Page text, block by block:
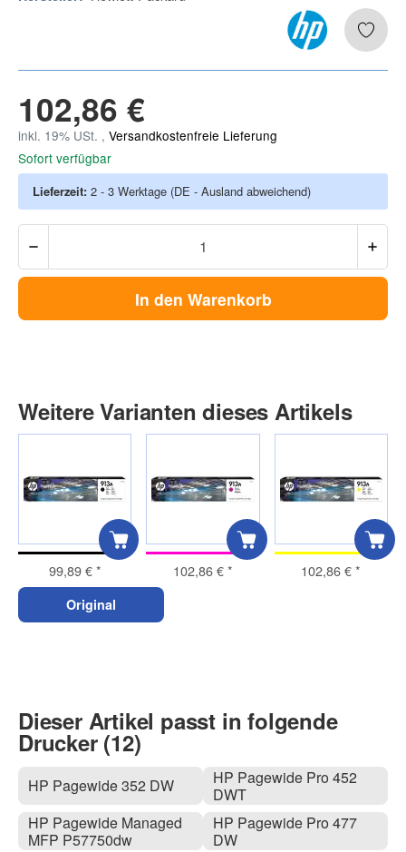
102,86 €
inkl. 19% USt. , Versandkostenfreie Lieferung
Sofort verfügbar
Lieferzeit: 2 - 3 Werktage (DE - Ausland abweichend)
In den Warenkorb
Weitere Varianten dieses Artikels
99,89 €* 102,86 €* 102,86 €*
Original
Dieser Artikel passt in folgende
Drucker (12)
HP Pagewide 352 DW
HP Pagewide Managed
MFP P57750dw
HP Pagewide Pro 452
DWT
HP Pagewide Pro 477
DW